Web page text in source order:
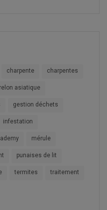
charpente charpentes
asiatique
gestion déchets
infestation
mérule
punaises de lit
termites traitement